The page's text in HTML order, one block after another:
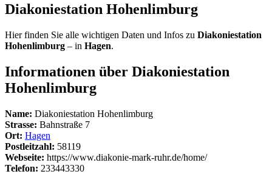
Diakoniestation Hohenlimburg
Hier finden Sie alle wichtigen Daten und Infos zu Diakoniestation
Hohenlimburg – in Hagen.
Informationen über Diakoniestation
Hohenlimburg
Name: Diakoniestation Hohenlimburg
Strasse: Bahnstraße 7
Ort: Hagen
Postleitzahl: 58119
Webseite: https://www.diakonie-mark-ruhr.de/home/
Telefon: 233443330